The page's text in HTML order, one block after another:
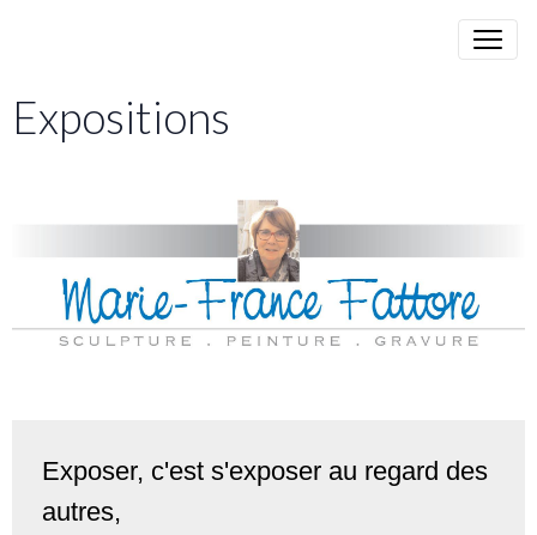
Expositions
Exposer, c'est s'exposer au regard des
autres,